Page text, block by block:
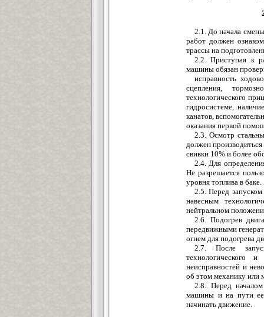
2.1. До начала
работ должен
трассы на
2.2. Приступая к
машины обязан
исправность
сцепления,
технологического
гидросистеме,
канатов,
оказания первой
2.3. Осмотр
должен
свивки 10% и более
2.4. Для
Не разрешается
уровня топлива в баке.
2.5. Перед
навесным
нейтральном
2.6. Подогрев
передвижными
огнем для подогрева
2.7. После
технологического
неисправностей и
об этом механику или
2.8. Перед
машины и на пути ее
начинать движение.